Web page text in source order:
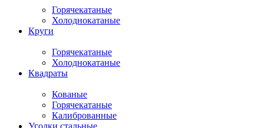
Горячекатаные
Холоднокатаные
Круги
Горячекатаные
Холоднокатаные
Квадраты
Кованые
Горячекатаные
Калиброванные
Уголки стальные